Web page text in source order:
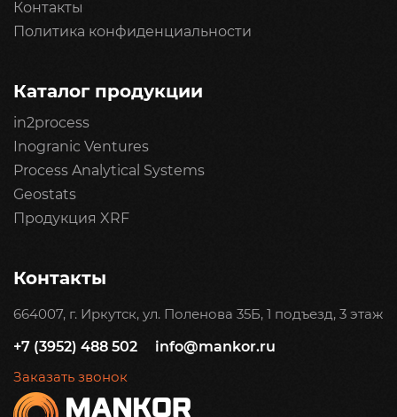
Контакты
Политика конфиденциальности
Каталог продукции
in2process
Inogranic Ventures
Process Analytical Systems
Geostats
Продукция XRF
Контакты
664007, г. Иркутск, ул. Поленова 35Б, 1 подъезд, 3 этаж
+7 (3952) 488 502
info@mankor.ru
Заказать звонок